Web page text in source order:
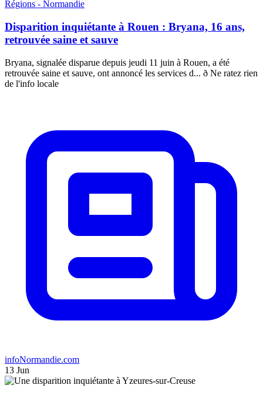
Régions - Normandie
Disparition inquiétante à Rouen : Bryana, 16 ans,
retrouvée saine et sauve
Bryana, signalée disparue depuis jeudi 11 juin à Rouen, a été
retrouvée saine et sauve, ont annoncé les services d... ð Ne ratez rien
de l'info locale
infoNormandie.com
13 Jun